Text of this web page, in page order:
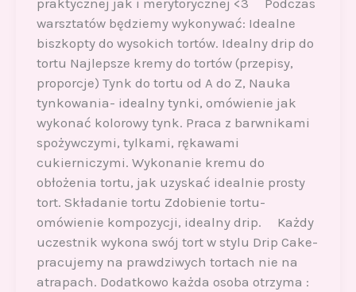
warsztatów będziemy wykonywać: Idealne
biszkopty do wysokich tortów. Idealny drip do
tortu Najlepsze kremy do tortów (przepisy,
proporcje) Tynk do tortu od A do Z, Nauka
tynkowania- idealny tynki, omówienie jak
wykonać kolorowy tynk. Praca z barwnikami
spożywczymi, tylkami, rękawami
cukierniczymi. Wykonanie kremu do
obłożenia tortu, jak uzyskać idealnie prosty
tort. Składanie tortu Zdobienie tortu-
omówienie kompozycji, idealny drip. Każdy
uczestnik wykona swój tort w stylu Drip Cake-
pracujemy na prawdziwych tortach nie na
atrapach. Dodatkowo każda osoba otrzyma :